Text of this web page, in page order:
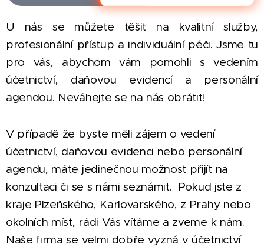
U nás se můžete těšit na kvalitní služby,
profesionální přístup a individuální péči. Jsme tu
pro vás, abychom vám pomohli s vedením
účetnictví, daňovou evidencí a personální
agendou. Neváhejte se na nás obrátit!
V případě že byste měli zájem o vedení
účetnictví, daňovou evidenci nebo personální
agendu, máte jedinečnou možnost přijít na
konzultaci či se s námi seznámit. Pokud jste z
kraje Plzeňského, Karlovarského, z Prahy nebo
okolních míst, rádi Vás vítáme a zveme k nám.
Naše firma se velmi dobře vyzná v účetnictví